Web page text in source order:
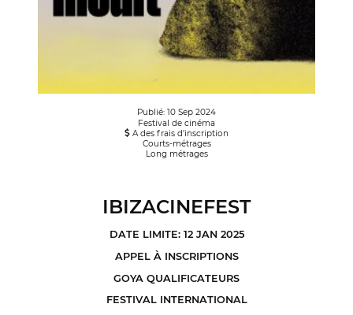
Publié: 10 Sep 2024
Festival de cinéma
A des frais d’inscription
Courts-métrages
Long métrages
IBIZACINEFEST
DATE LIMITE: 12 JAN 2025
APPEL À INSCRIPTIONS
GOYA QUALIFICATEURS
FESTIVAL INTERNATIONAL